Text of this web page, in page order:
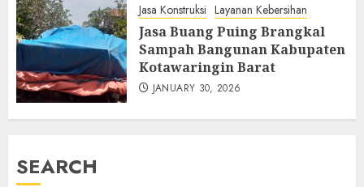
Jasa Konstruksi Layanan Kebersihan
Jasa Buang Puing Brangkal
Sampah Bangunan Kabupaten
Kotawaringin Barat
JANUARY 30, 2026
SEARCH